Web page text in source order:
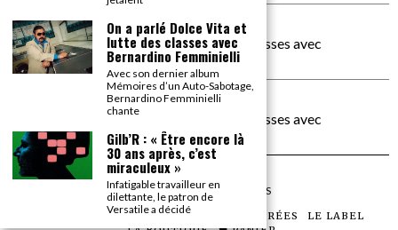
carte noire negra à l'o tiededans
On a parlé Dolce Vita et lutte des classes avec
Bernardino Femminielli
moise et son mascarédans
On a parlé Dolce Vita et lutte des classes avec
Bernardino Femminielli
©2026TOUS DROITS RÉSERVÉS
LES ARTICLES LE MAGAZINE LES SOIRÉES
LE LABEL
On a parlé Dolce Vita et
lutte des classes avec
Bernardino Femminielli
Avec son dernier album
Mémoires d’un Auto-Sabotage,
Bernardino Femminielli
chante
Gilb’R : « Être encore là
30 ans après, c’est
miraculeux »
Infatigable travailleur en
dilettante, le patron de
Versatile a décidé